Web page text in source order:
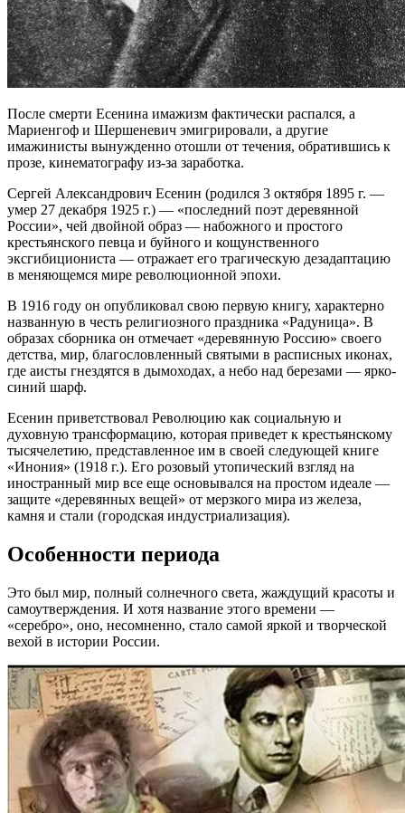
После смерти Есенина имажизм фактически распался, а
Мариенгоф и Шершеневич эмигрировали, а другие
имажинисты вынужденно отошли от течения, обратившись к
прозе, кинематографу из-за заработка.
Сергей Александрович Есенин (родился 3 октября 1895 г. —
умер 27 декабря 1925 г.) — «последний поэт деревянной
России», чей двойной образ — набожного и простого
крестьянского певца и буйного и кощунственного
эксгибициониста — отражает его трагическую дезадаптацию
в меняющемся мире революционной эпохи.
В 1916 году он опубликовал свою первую книгу, характерно
названную в честь религиозного праздника «Радуница». В
образах сборника он отмечает «деревянную Россию» своего
детства, мир, благословленный святыми в расписных иконах,
где аисты гнездятся в дымоходах, а небо над березами — ярко-
синий шарф.
Есенин приветствовал Революцию как социальную и
духовную трансформацию, которая приведет к крестьянскому
тысячелетию, представленное им в своей следующей книге
«Инония» (1918 г.). Его розовый утопический взгляд на
иностранный мир все еще основывался на простом идеале —
защите «деревянных вещей» от мерзкого мира из железа,
камня и стали (городская индустриализация).
Особенности периода
Это был мир, полный солнечного света, жаждущий красоты и
самоутверждения. И хотя название этого времени —
«серебро», оно, несомненно, стало самой яркой и творческой
вехой в истории России.